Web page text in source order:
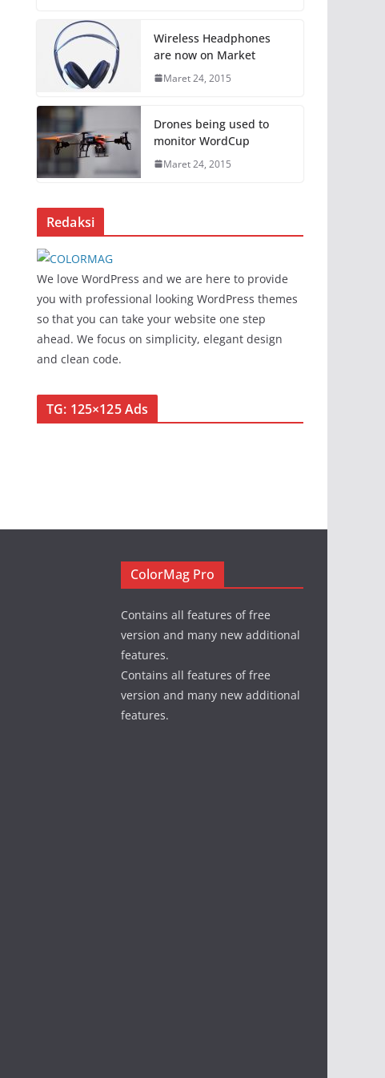
Wireless Headphones
are now on Market
Maret 24, 2015
Drones being used to
monitor WordCup
Maret 24, 2015
Redaksi
We love WordPress and we are here to provide
you with professional looking WordPress themes
so that you can take your website one step
ahead. We focus on simplicity, elegant design
and clean code.
TG: 125×125 Ads
ColorMag Pro
Contains all features of free
version and many new additional
features.
Contains all features of free
version and many new additional
features.